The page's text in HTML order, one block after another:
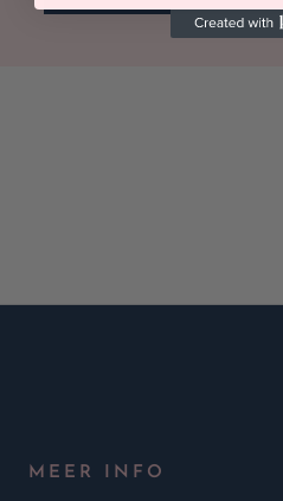
MEER INFO